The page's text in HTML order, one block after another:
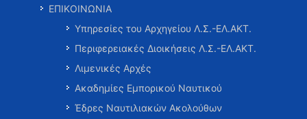
ΕΠΙΚΟΙΝΩΝΙΑ
Υπηρεσίες του Αρχηγείου Λ.Σ.-ΕΛ.ΑΚΤ.
Περιφερειακές Διοικήσεις Λ.Σ.-ΕΛ.ΑΚΤ.
Λιμενικές Αρχές
Ακαδημίες Εμπορικού Ναυτικού
Έδρες Ναυτιλιακών Ακολούθων